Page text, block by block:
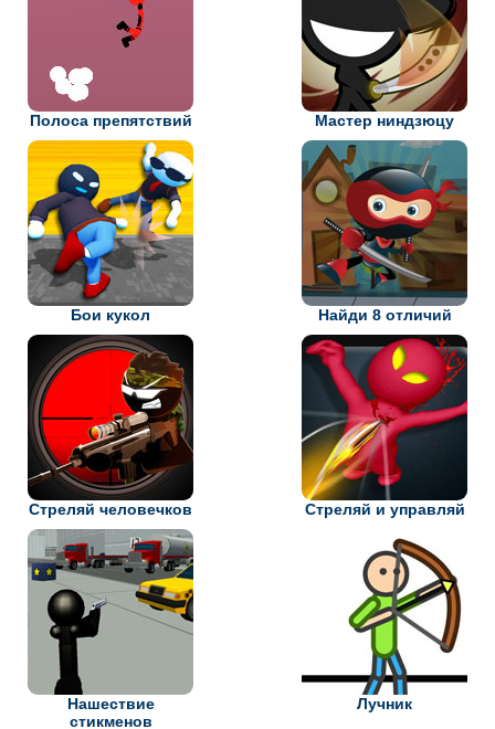
Полоса препятствий Мастер ниндзюцу
Бои кукол Найди 8 отличий
Стреляй человечков Стреляй и управляй
Нашествие
стикменов
Лучник